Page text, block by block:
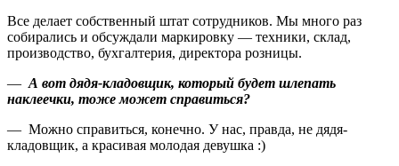
Все делает собственный штат сотрудников. Мы много раз
собирались и обсуждали маркировку — техники, склад,
производство, бухгалтерия, директора розницы.
— А вот дядя-кладовщик, который будет шлепать
наклеечки, тоже может справиться?
— Можно справиться, конечно. У нас, правда, не дядя-
кладовщик, а красивая молодая девушка :)